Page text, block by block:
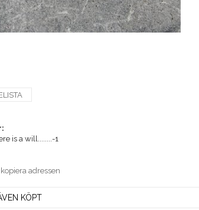
is a will........-1
adressen
KÖPT